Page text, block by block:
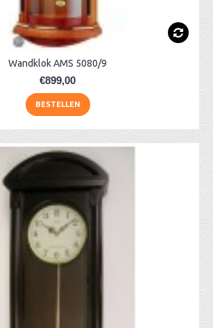
Wandklok AMS 5080/9
€899,00
BESTELLEN